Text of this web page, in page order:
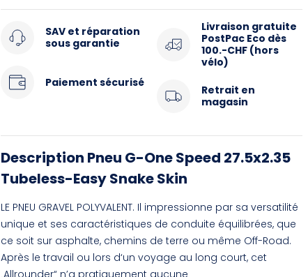
SAV et réparation
sous garantie
Paiement sécurisé
Livraison gratuite
PostPac Eco dès
100.-CHF (hors
vélo)
Retrait en
magasin
Description Pneu G-One Speed 27.5x2.35
Tubeless-Easy Snake Skin
LE PNEU GRAVEL POLYVALENT. Il impressionne par sa versatilité
unique et ses caractéristiques de conduite équilibrées, que
ce soit sur asphalte, chemins de terre ou même Off-Road.
Après le travail ou lors d‘un voyage au long court, cet
„Allrounder“ n’a pratiquement aucune